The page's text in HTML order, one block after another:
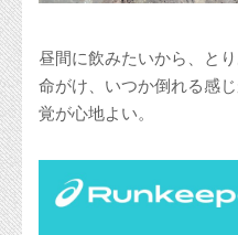
昼間に飲みたいから、と
命がけ、いつか倒れる感
覚が心地よい。